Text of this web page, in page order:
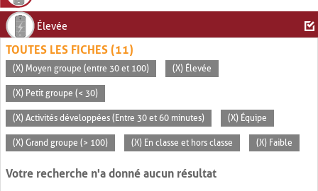
Élevée
TOUTES LES FICHES (11)
(X) Moyen groupe (entre 30 et 100) (X) Élevée
(X) Petit groupe (< 30)
(X) Activités développées (Entre 30 et 60 minutes) (X) Équipe
(X) Grand groupe (> 100) (X) En classe et hors classe (X) Faible
Votre recherche n'a donné aucun résultat